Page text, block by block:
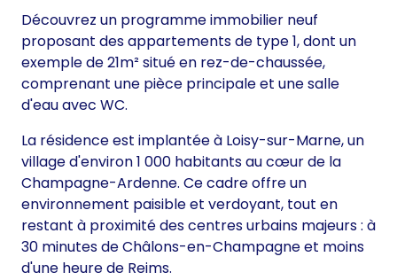
Découvrez un programme immobilier neuf
proposant des appartements de type 1, dont un
exemple de 21m² situé en rez-de-chaussée,
comprenant une pièce principale et une salle
d'eau avec WC.
La résidence est implantée à Loisy-sur-Marne, un
village d'environ 1 000 habitants au cœur de la
Champagne-Ardenne. Ce cadre offre un
environnement paisible et verdoyant, tout en
restant à proximité des centres urbains majeurs : à
30 minutes de Châlons-en-Champagne et moins
d'une heure de Reims.